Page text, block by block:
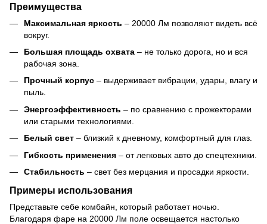
Преимущества
Максимальная яркость – 20000 Лм позволяют видеть всё
вокруг.
Большая площадь охвата – не только дорога, но и вся
рабочая зона.
Прочный корпус – выдерживает вибрации, удары, влагу и
пыль.
Энергоэффективность – по сравнению с прожекторами
или старыми технологиями.
Белый свет – близкий к дневному, комфортный для глаз.
Гибкость применения – от легковых авто до спецтехники.
Стабильность – свет без мерцания и просадки яркости.
Примеры использования
Представьте себе комбайн, который работает ночью.
Благодаря фаре на 20000 Лм поле освещается настолько